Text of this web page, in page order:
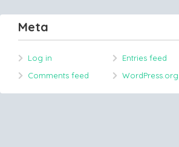
Meta
Log in
Entries feed
Comments feed
WordPress.org